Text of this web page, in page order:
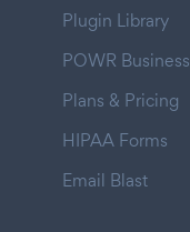
Plugin Library
POWR Business
Plans & Pricing
HIPAA Forms
Email Blast